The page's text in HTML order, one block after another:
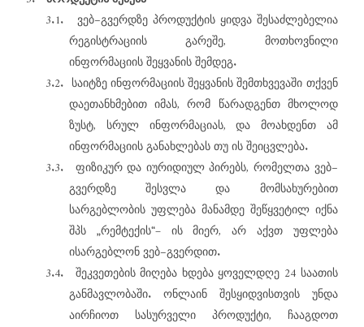
3.1. ვებ–გვერდზე პროდუქტის ყიდვა შესაძლებელია
რეგისტრაციის
გარეშე,
მოთხოვნილი
ინფორმაციის შეყვანის შემდეგ.
3.2.
საიტზე ინფორმაციის შეყვანის შემთხვევაში თქვენ
დაეთანხმებით
იმას,რომ წარადგენთ
მხოლოდ
ზუსტ, სრულ ინფორმაციას,და მოახდენთ
ამ
ინფორმაციის განახლებას თუ ის შეიცვლება.
3.3.
ფიზიკურ და იურიდიულ პირებს,რომელთა ვებ–
გვერდზე შესვლა და
მომსახურებით
სარგებლობის უფლება მანამდე შეწყვეტილ იქნა
შპს
„რემტექის“– ის მიერ,არ აქვთ
უფლება
ისარგებლონ ვებ–გვერდით.
3.4.
შეკვეთების მიღება ხდება ყოველდღე 24 საათის
განმავლობაში. ონლაინ შესყიდვისთვის
უნდა
აირჩიოთ
სასურველი პროდუქტი,
ჩააგდოთ